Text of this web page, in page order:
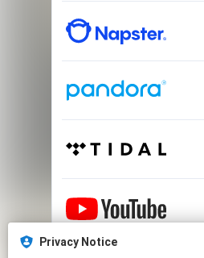
Privacy Notice